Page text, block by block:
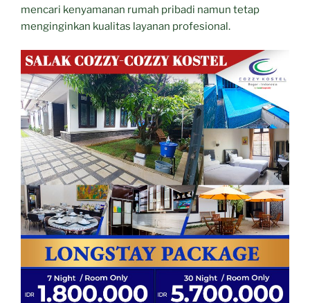
mencari kenyamanan rumah pribadi namun tetap
menginginkan kualitas layanan profesional.